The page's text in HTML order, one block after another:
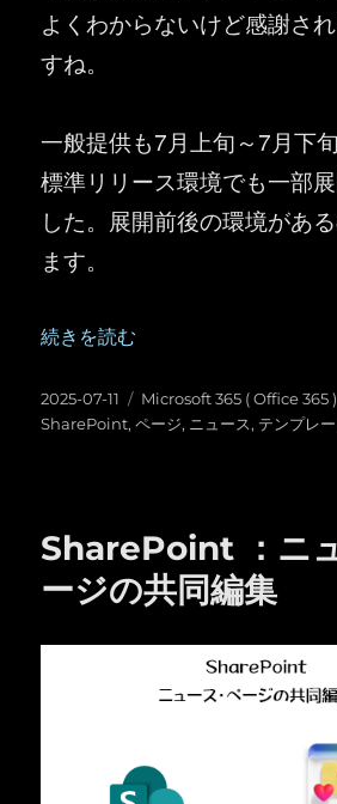
よくわからないけど感謝さ
すね。
一般提供も7月上旬～7月下
標準リリース環境でも一部
した。展開前後の環境があ
ます。
“SharePoint ：ページやニュース
続きを読む
投
稿
2025-07-11
カ
テ
Microsoft 365 ( Office 365 )
SharePoint,ページ, ニュース, テンプレー
SharePoint ：ニ
ージの共同編集